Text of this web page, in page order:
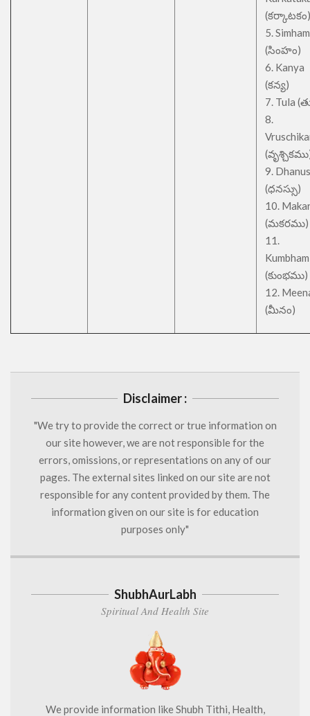
(కర్కాటకం)
5. Simham
(సింహం)
6. Kanya
(కన్య)
7. Tula
8.
9.
(ధనస్సు)
10.
(మకరము)
11.
Kumbham
(కుంభము)
12.
(మీనం)
Disclaimer :
"We try to provide the correct or true information on
our site however, we are not responsible for the
errors, omissions, or representations on any of our
pages. The external sites linked on our site are not
responsible for any content provided by them. The
information given on our site is for education
purposes only"
ShubhAurLabh
Spiritual And Health Site
We provide information like Shubh Tithi, Health,